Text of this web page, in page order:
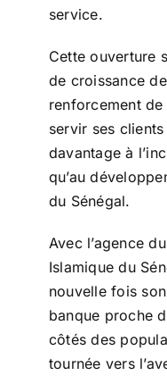
service.
Cette ouverture
de croissance
renforcement
servir ses
davantage à
qu’au
du Sénégal.
Avec l’agence
Islamique du
nouvelle fois
banque proche
côtés des
tournée vers